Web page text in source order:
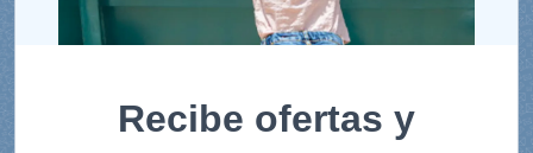
Recibe ofertas y